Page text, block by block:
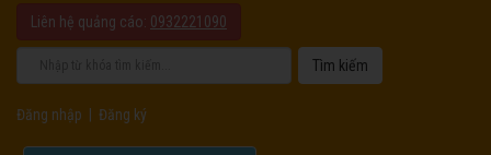
Liên hệ quảng cáo: 0932221090
Đăng nhập Đăng ký